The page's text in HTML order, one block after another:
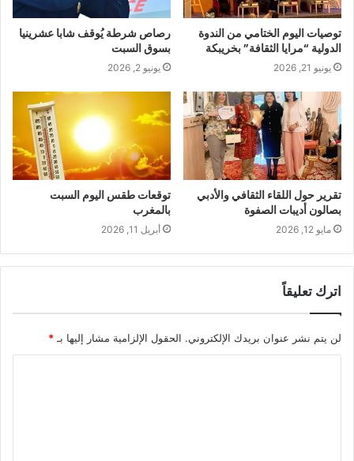
توصيات اليوم الختامي من الندوة
الدولية “مرايا الثقافة” بخريبكة
يونيو 21, 2026
رصاص شرطة يُوقف شابا عشرينيا
بسوق السبت
يونيو 2, 2026
تقرير حول اللقاء الثقافي والأدبي
بصالون أديبات الصفوة
مايو 12, 2026
توقعات طقس اليوم السبت
بالمغرب
أبريل 11, 2026
اترك تعليقاً
لن يتم نشر عنوان بريدك الإلكتروني. الحقول الإلزامية مشار إليها بـ*